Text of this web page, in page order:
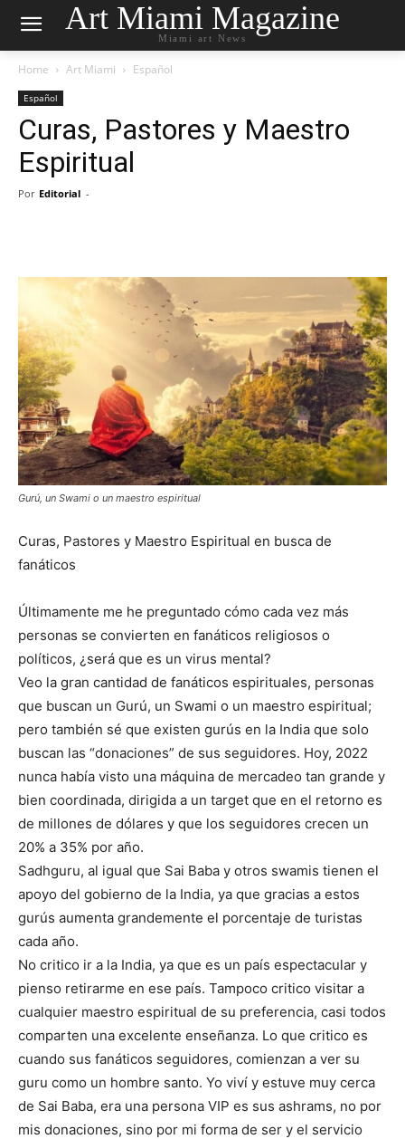
Art Miami Magazine
Miami art News
Home Art Miami Español
Español
Curas, Pastores y Maestro
Espiritual
Por Editorial -
Gurú, un Swami o un maestro espiritual
Curas, Pastores y Maestro Espiritual en busca de
fanáticos
Últimamente me he preguntado cómo cada vez más
personas se convierten en fanáticos religiosos o
políticos, ¿será que es un virus mental?
Veo la gran cantidad de fanáticos espirituales, personas
que buscan un Gurú, un Swami o un maestro espiritual;
pero también sé que existen gurús en la India que solo
buscan las “donaciones” de sus seguidores. Hoy, 2022
nunca había visto una máquina de mercadeo tan grande y
bien coordinada, dirigida a un target que en el retorno es
de millones de dólares y que los seguidores crecen un
20% a 35% por año.
Sadhguru, al igual que Sai Baba y otros swamis tienen el
apoyo del gobierno de la India, ya que gracias a estos
gurús aumenta grandemente el porcentaje de turistas
cada año.
No critico ir a la India, ya que es un país espectacular y
pienso retirarme en ese país. Tampoco critico visitar a
cualquier maestro espiritual de su preferencia, casi todos
comparten una excelente enseñanza. Lo que critico es
cuando sus fanáticos seguidores, comienzan a ver su
guru como un hombre santo. Yo viví y estuve muy cerca
de Sai Baba, era una persona VIP es sus ashrams, no por
mis donaciones, sino por mi forma de ser y el servicio